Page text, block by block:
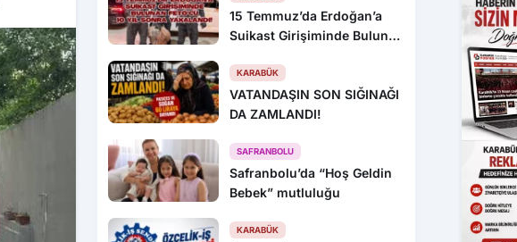
15 Temmuz’da Erdoğan’a
Suikast Girişiminde Bulunan
Yakalandı!
KARABÜK
VATANDAŞIN SON SIĞINAĞI
DA ZAMLANDI!
SAFRANBOLU
Safranbolu’da “Hoş Geldin
Bebek” mutluluğu
KARABÜK